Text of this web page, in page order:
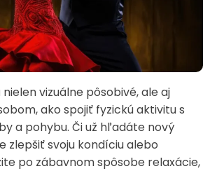
vizuálne pôsobivé, ale aj
ako spojiť fyzickú aktivitu s
a pohybu. Či už hľadáte nový
zlepšiť svoju kondíciu alebo
po zábavnom spôsobe relaxácie,